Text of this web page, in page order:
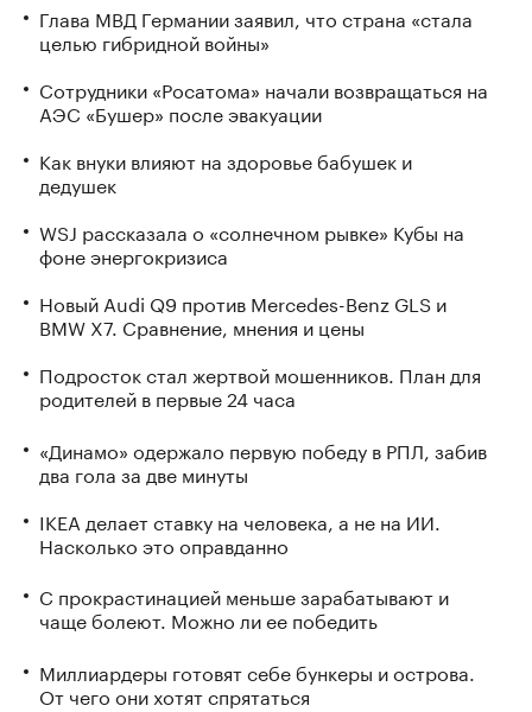
Глава МВД Германии заявил, что страна «стала
целью гибридной войны»
Сотрудники «Росатома» начали возвращаться на
АЭС «Бушер» после эвакуации
Как внуки влияют на здоровье бабушек и
дедушек
WSJ рассказала о «солнечном рывке» Кубы на
фоне энергокризиса
Новый Audi Q9 против Mercedes-Benz GLS и
BMW X7. Сравнение, мнения и цены
Подросток стал жертвой мошенников. План для
родителей в первые 24 часа
«Динамо» одержало первую победу в РПЛ, забив
два гола за две минуты
IKEA делает ставку на человека, а не на ИИ.
Насколько это оправданно
С прокрастинацией меньше зарабатывают и
чаще болеют. Можно ли ее победить
Миллиардеры готовят себе бункеры и острова.
От чего они хотят спрятаться